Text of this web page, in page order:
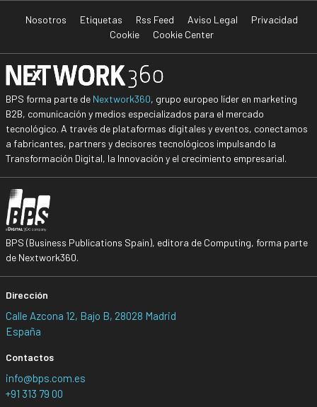
Nosotros Etiquetas Rss Feed Aviso Legal
Privacidad
Cookie
Cookie Center
BPS forma parte de Nextwork360, grupo europeo líder en marketing
B2B, comunicación y medios especializados para el mercado
tecnológico. A través de plataformas digitales y eventos, conectamos
a fabricantes, partners y decisores tecnológicos impulsando la
Transformación Digital, la Innovación y el crecimiento empresarial.
BPS (Business Publications Spain), editora de Computing, forma parte
de Nextwork360.
Dirección
Calle Azcona 12, Bajo B, 28028 Madrid
España
Contactos
info@bps.com.es
+91 313 79 00